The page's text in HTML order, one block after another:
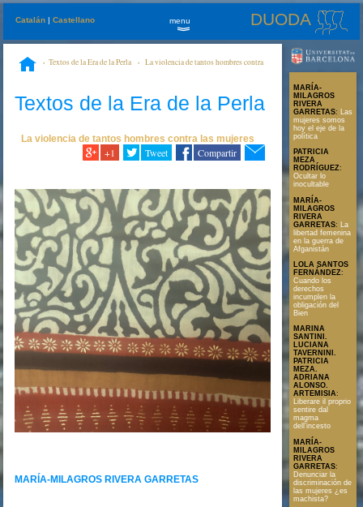
Catalán |Castellano DUODA
menu
»
Textos de la Era de la Perla
La violencia de tantos hombres contra
Textos de la Era de la Perla
La violencia de tantos hombres contra las mujeres
+1 Tweet Compartir
MARÍA-MILAGROS RIVERA GARRETAS
MARÍA-
MILAGROS
RIVERA
GARRETAS: Las
mujeres somos
hoy el eje de la
política
PATRICIA
MEZA
RODRÍGUEZ:
Ocultar lo
inocultable
MARÍA-
MILAGROS
RIVERA
GARRETAS:
La
libertad femenina
en la guerra de
Afganistán
LOLA SANTOS
FERNÁNDEZ:
Cuando los
derechos
incumplen la
obligación del
Bien
MARINA
SANTINI.
LUCIANA
TAVERNINI.
PATRICIA
MEZA.
ADRIANA
ALONSO.
ARTEMISIA:
Liberare il proprio
sentire dal
magma
dell’incesto
MARÍA-
MILAGROS
RIVERA
GARRETAS:
Denunciar la
discriminación de
las mujeres ¿es
machista?